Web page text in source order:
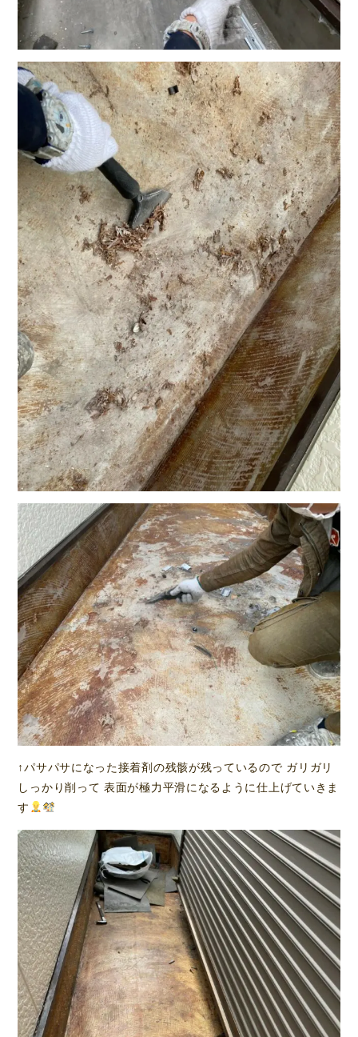
↑パサパサになった接着剤の残骸が残っているので ガリガリ
しっかり削って 表面が極力平滑になるように仕上げていきま
す